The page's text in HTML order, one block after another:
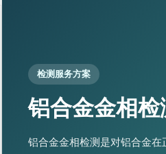
检测服务方案
铝合金金相检
铝合金金相检测是对铝合金